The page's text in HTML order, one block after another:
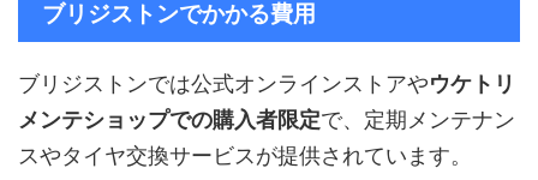
ブリジストンでかかる費用
ブリジストンでは公式オンラインストアやウケトリ
メンテショップでの購入者限定で、定期メンテナン
スやタイヤ交換サービスが提供されています。